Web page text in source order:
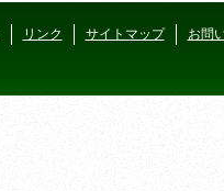
リンク サイトマップ お問